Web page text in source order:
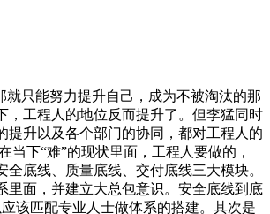
只能努力提升自己，成为不被淘汰的那
，工程人的地位反而提升了。但李猛同时
升以及各个部门的协同，都对工程人的
下“难”的现状里面，工程人要做的，
底线、质量底线、交付底线三大模块。
里面，并建立大总包意识。安全底线到底
该匹配专业人士做体系的搭建。其次是